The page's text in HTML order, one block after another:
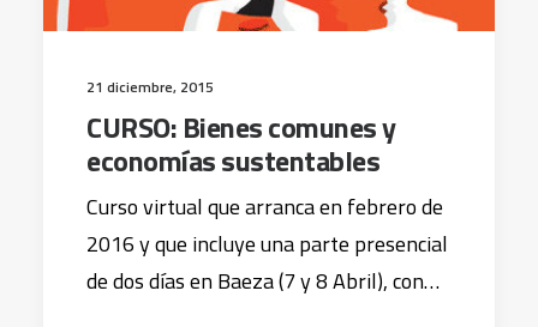
21 diciembre, 2015
CURSO: Bienes comunes y
economías sustentables
Curso virtual que arranca en febrero de
2016 y que incluye una parte presencial
de dos días en Baeza (7 y 8 Abril), con…